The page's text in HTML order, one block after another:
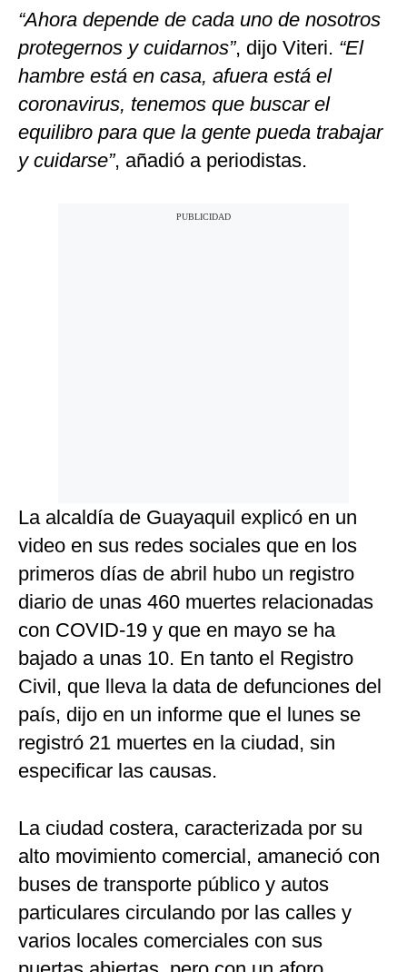
“Ahora depende de cada uno de nosotros
protegernos y cuidarnos”, dijo Viteri. “El
hambre está en casa, afuera está el
coronavirus, tenemos que buscar el
equilibro para que la gente pueda trabajar
y cuidarse”, añadió a periodistas.
La alcaldía de Guayaquil explicó en un
video en sus redes sociales que en los
primeros días de abril hubo un registro
diario de unas 460 muertes relacionadas
con COVID-19 y que en mayo se ha
bajado a unas 10. En tanto el Registro
Civil, que lleva la data de defunciones del
país, dijo en un informe que el lunes se
registró 21 muertes en la ciudad, sin
especificar las causas.
La ciudad costera, caracterizada por su
alto movimiento comercial, amaneció con
buses de transporte público y autos
particulares circulando por las calles y
varios locales comerciales con sus